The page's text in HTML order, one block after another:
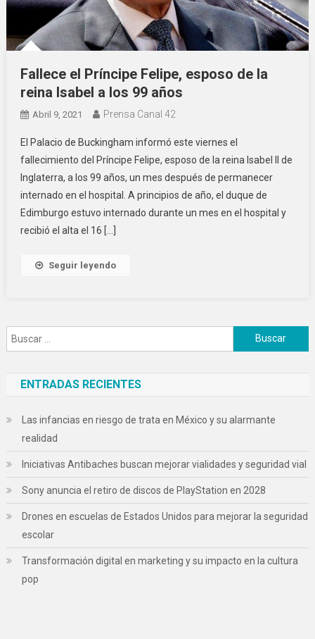
Fallece el Príncipe Felipe, esposo de la
reina Isabel a los 99 años
Abril 9, 2021 Prensa Canal 42
El Palacio de Buckingham informó este viernes el
fallecimiento del Príncipe Felipe, esposo de la reina Isabel II de
Inglaterra, a los 99 años, un mes después de permanecer
internado en el hospital. A principios de año, el duque de
Edimburgo estuvo internado durante un mes en el hospital y
recibió el alta el 16 […]
Seguir leyendo
Buscar:
ENTRADAS RECIENTES
Las infancias en riesgo de trata en México y su alarmante
realidad
Iniciativas Antibaches buscan mejorar vialidades y seguridad vial
Sony anuncia el retiro de discos de PlayStation en 2028
Drones en escuelas de Estados Unidos para mejorar la seguridad
escolar
Transformación digital en marketing y su impacto en la cultura
pop